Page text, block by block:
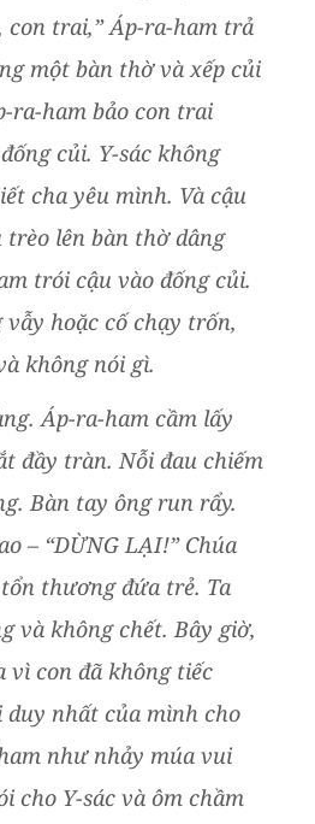
con trai,” Áp-ra-ham trả
một bàn thờ và xếp củi
ra-ham bảo con trai
củi. Y-sác không
cha yêu mình. Và cậu
trèo lên bàn thờ dâng
trói cậu vào đống củi.
vẫy hoặc cố chạy trốn,
không nói gì.
Áp-ra-ham cầm lấy
đầy tràn. Nỗi đau chiếm
Bàn tay ông run rẩy.
– “DỪNG LẠI!” Chúa
thương đứa trẻ. Ta
và không chết. Bây giờ,
vì con đã không tiếc
nhất của mình cho
như nhảy múa vui
cho Y-sác và ôm chầm